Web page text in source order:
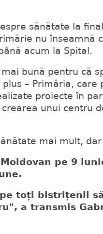
sănătate la
nu înseamnă
acum la Spital.
bună pentru că
– Primăria, care
proiecte în
unui centru
mai mult,
pe 9
toți bistrițenii
a transmis